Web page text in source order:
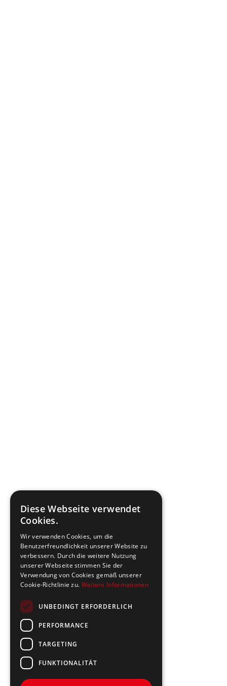
Diese Webseite verwendet
Cookies.
Wir verwenden Cookies, um die
Benutzerfreundlichkeit unserer Website zu
verbessern. Durch die weitere Nutzung
unserer Webseite stimmen Sie der
Verwendung von Cookies gemäß unserer
Cookie-Richtlinie zu. Weitere Informationen
UNBEDINGT ERFORDERLICH
PERFORMANCE
TARGETING
FUNKTIONALITÄT